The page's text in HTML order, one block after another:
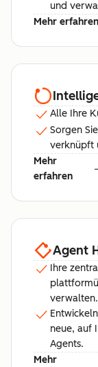
und
Mehr erfahren
Alle Ihre
Sorgen
verknüpft
Mehr
erfahren
Agent
Ihre
verwalten.
neue, auf
Agents.
Mehr